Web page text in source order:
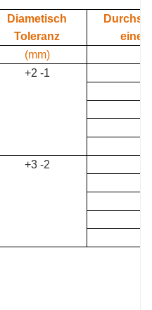
Diametisch
Toleranz
eines
(mm)
+2 -1
+3 -2